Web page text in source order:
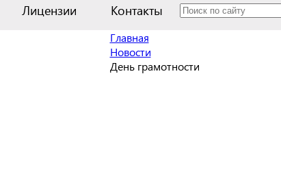
Лицензии Контакты
Главная
Новости
День грамотности